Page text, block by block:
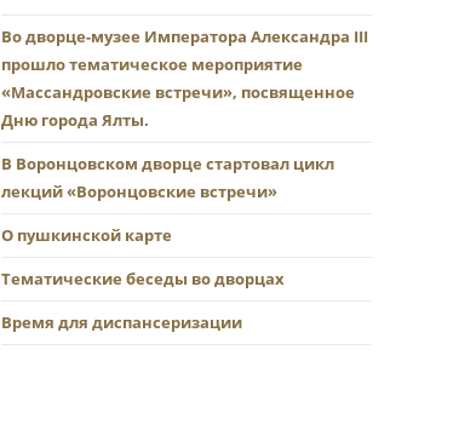
Во дворце-музее Императора Александра III
прошло тематическое мероприятие
«Массандровские встречи», посвященное
Дню города Ялты.
В Воронцовском дворце стартовал цикл
лекций «Воронцовские встречи»
О пушкинской карте
Тематические беседы во дворцах
Время для диспансеризации